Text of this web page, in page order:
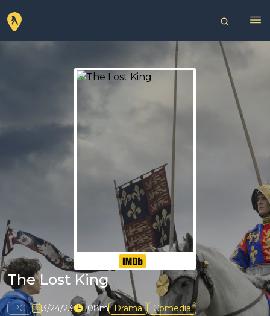
The Lost King
PG 3/24/23 108m Drama Comedia